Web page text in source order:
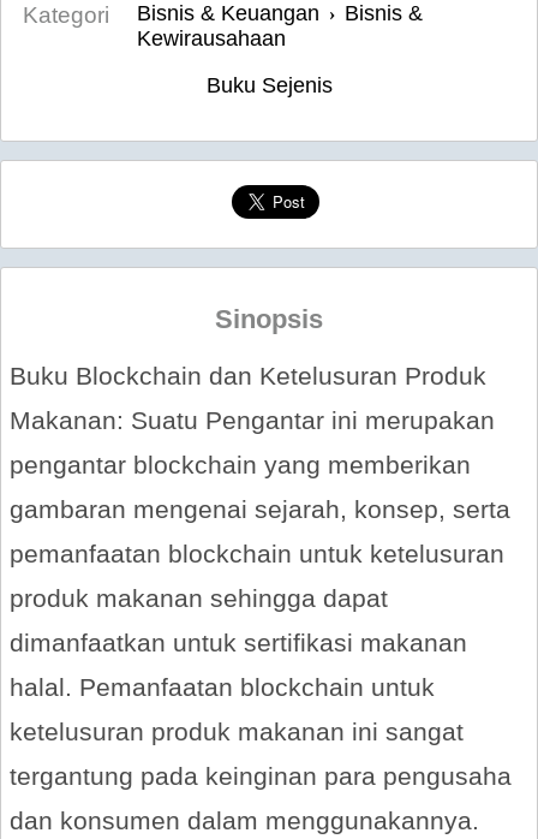
Kategori
Bisnis & Keuangan › Bisnis &
Kewirausahaan
Buku Sejenis
Sinopsis
Buku Blockchain dan Ketelusuran Produk
Makanan: Suatu Pengantar ini merupakan
pengantar blockchain yang memberikan
gambaran mengenai sejarah, konsep, serta
pemanfaatan blockchain untuk ketelusuran
produk makanan sehingga dapat
dimanfaatkan untuk sertifikasi makanan
halal. Pemanfaatan blockchain untuk
ketelusuran produk makanan ini sangat
tergantung pada keinginan para pengusaha
dan konsumen dalam menggunakannya.